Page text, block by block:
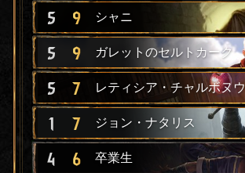
5 9 シャニ
5 9 ガレットのセルトカーク
5 7 レティシア・チャルボヌウ
1 7 ジョン・ナタリス
4 6 卒業生